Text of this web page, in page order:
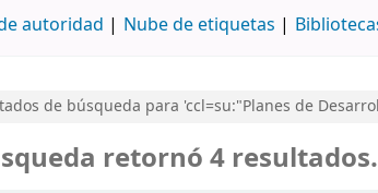
autoridad Nube de etiquetas
de búsqueda para 'ccl=su:"Planes de
retornó 4 resultados.